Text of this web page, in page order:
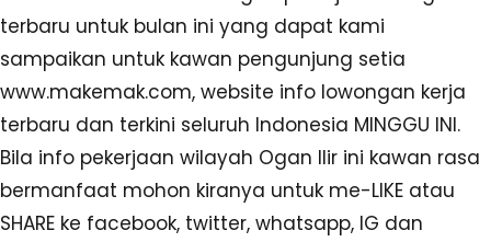
terbaru untuk bulan ini yang dapat kami
sampaikan untuk kawan pengunjung setia
www.makemak.com, website info lowongan kerja
terbaru dan terkini seluruh Indonesia MINGGU INI.
Bila info pekerjaan wilayah Ogan Ilir ini kawan rasa
bermanfaat mohon kiranya untuk me-LIKE atau
SHARE ke facebook, twitter, whatsapp, IG dan